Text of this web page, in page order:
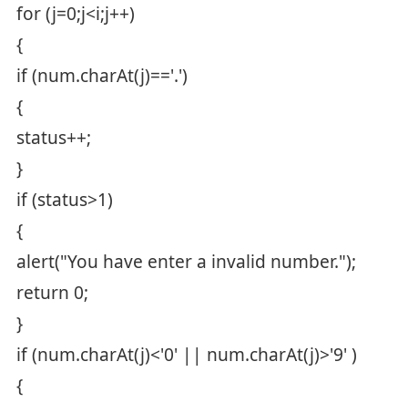
for (j=0;j<i;j++)
{
if (num.charAt(j)=='.')
{
status++;
}
if (status>1)
{
alert("You have enter a invalid number.");
return 0;
}
if (num.charAt(j)<'0' || num.charAt(j)>'9' )
{